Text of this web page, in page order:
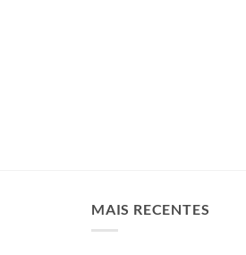
MAIS RECENTES